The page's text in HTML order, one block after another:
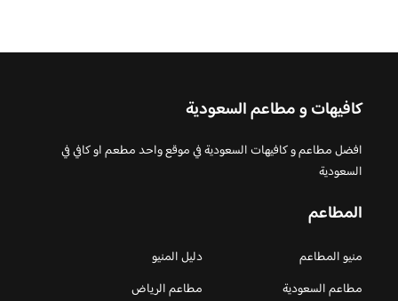
كافيهات و مطاعم السعودية
افضل مطاعم و كافيهات السعودية في موقع واحد مطعم او كافي في
السعودية
المطاعم
منيو المطاعم
دليل المنيو
مطاعم السعودية
مطاعم الرياض